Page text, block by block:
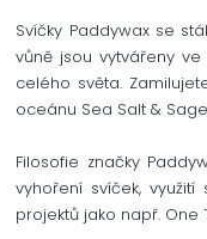
Svíčky Paddywax se
vůně jsou vytvářeny
celého světa.
oceánu Sea Salt &
Filosofie značky
vyhoření svíček,
projektů jako např. One